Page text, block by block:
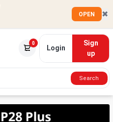
OPEN ✖
0
Login
Sign
up
Search